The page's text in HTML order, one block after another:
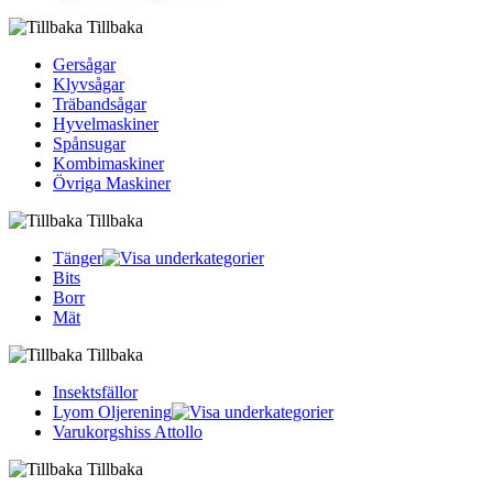
Tillbaka
Gersågar
Klyvsågar
Träbandsågar
Hyvelmaskiner
Spånsugar
Kombimaskiner
Övriga Maskiner
Tillbaka
Tänger
Bits
Borr
Mät
Tillbaka
Insektsfällor
Lyom Oljerening
Varukorgshiss Attollo
Tillbaka